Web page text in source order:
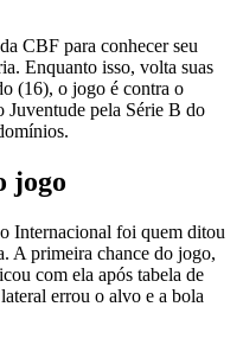
CBF para conhecer seu
Enquanto isso, volta suas
(16), o jogo é contra o
Juventude pela Série B do
jogo
Internacional foi quem ditou
A primeira chance do jogo,
com ela após tabela de
errou o alvo e a bola